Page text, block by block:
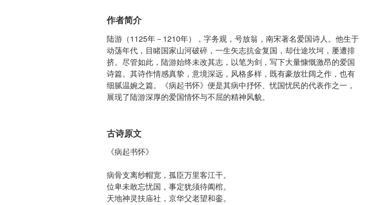
作者简介
陆游（1125年－1210年），字务观，号放翁，南宋著名爱国诗人。他生于
动荡年代，目睹国家山河破碎，一生矢志抗金复国，却仕途坎坷，屡遭排
挤。尽管如此，陆游始终未改其志，以笔为剑，写下大量慷慨激昂的爱国
诗篇。其诗作情感真挚，意境深远，风格多样，既有豪放壮阔之作，也有
细腻温婉之篇。《病起书怀》便是其病中抒怀、忧国忧民的代表作之一，
展现了陆游深厚的爱国情怀与不屈的精神风貌。
古诗原文
《病起书怀》
病骨支离纱帽宽，孤臣万里客江干。
位卑未敢忘忧国，事定犹须待阖棺。
天地神灵扶庙社，京华父老望和銮。